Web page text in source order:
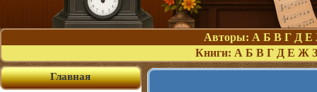
Авторы: А Б В Г Д Е
Книги: А Б В Г Д Е Ж З
Главная